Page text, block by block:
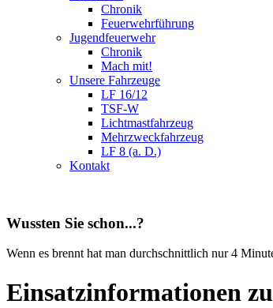
Chronik
Feuerwehrführung
Jugendfeuerwehr
Chronik
Mach mit!
Unsere Fahrzeuge
LF 16/12
TSF-W
Lichtmastfahrzeug
Mehrzweckfahrzeug
LF 8 (a. D.)
Kontakt
Wussten Sie schon...?
Wenn es brennt hat man durchschnittlich nur 4
Einsatzinformationen